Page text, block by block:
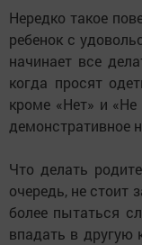
Нередко такое
ребенок с
начинает все
когда просят
кроме «Нет» и «Не
демонстративное
Что делать
очередь, не стоит
более пытаться
впадать в другую